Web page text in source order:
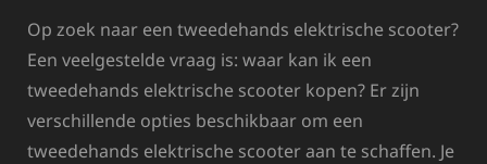
Op zoek naar een tweedehands elektrische scooter?
Een veelgestelde vraag is: waar kan ik een
tweedehands elektrische scooter kopen? Er zijn
verschillende opties beschikbaar om een
tweedehands elektrische scooter aan te schaffen. Je